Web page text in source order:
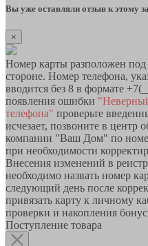
Вы уже оставляли отзыв к этому
×
Номер карты разположен
стороне. Номер телефона,
вводится без 8 в формате
появления ошибки
телефона" проверьте
исчезает, позвоните в центр
компании "Ваш Дом" по
при необходимости
Внесения изменений в
необходимо назвать номер
следующий день после
привязать карту к личному
проверки и накопления
Поступление товара